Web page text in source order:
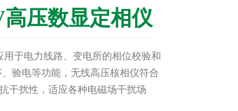
压数显定相仪
于电力线路、变电所的相位校验和
验电等功能，无线高压核相仪符合
干扰性，适应各种电磁场干扰场